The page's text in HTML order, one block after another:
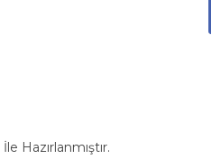
İle Hazırlanmıştır.